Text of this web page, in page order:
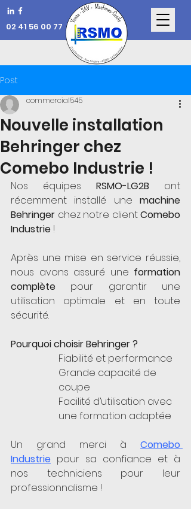
02 41 56 00 77
Post
Nouvelle installation
Behringer chez
Comebo Industrie !
commercial545
Nos équipes RSMO-LG2B ont
récemment installé une machine
Behringer chez notre client Comebo
Industrie !
Après une mise en service réussie,
nous avons assuré une formation
complète pour garantir une
utilisation optimale et en toute
sécurité.
Pourquoi choisir Behringer ?
Fiabilité et performance
Grande capacité de
coupe
Facilité d’utilisation avec
une formation adaptée
Un grand merci à Comebo
Industrie pour sa confiance et à
nos techniciens pour leur
professionnalisme !